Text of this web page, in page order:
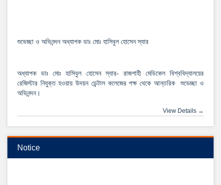
শুভেচ্ছা ও অভিনন্দন অধ্যাপক ডাঃ মোঃ হাসিবুল হোসেন স্যার
অধ্যাপক ডাঃ মোঃ হাসিবুল হোসেন স্যার- রাজশাহী মেডিকেল বিশ্ববিদ্যালয়ের
রেজিস্টার নিযুক্ত হওয়ায় উদয়ন ডেন্টাল কলেজের পক্ষ থেকে আন্তরিক শুভেচ্ছা ও
অভিনন্দন।
View Details →
২০২৫-২০২৬ইং শিক্ষাবর্ষে বেসরকারি ডেন্টাল কলেজে বিডিএস কোর্সে ভর্তি বিজ্ঞপ্তি
Notice